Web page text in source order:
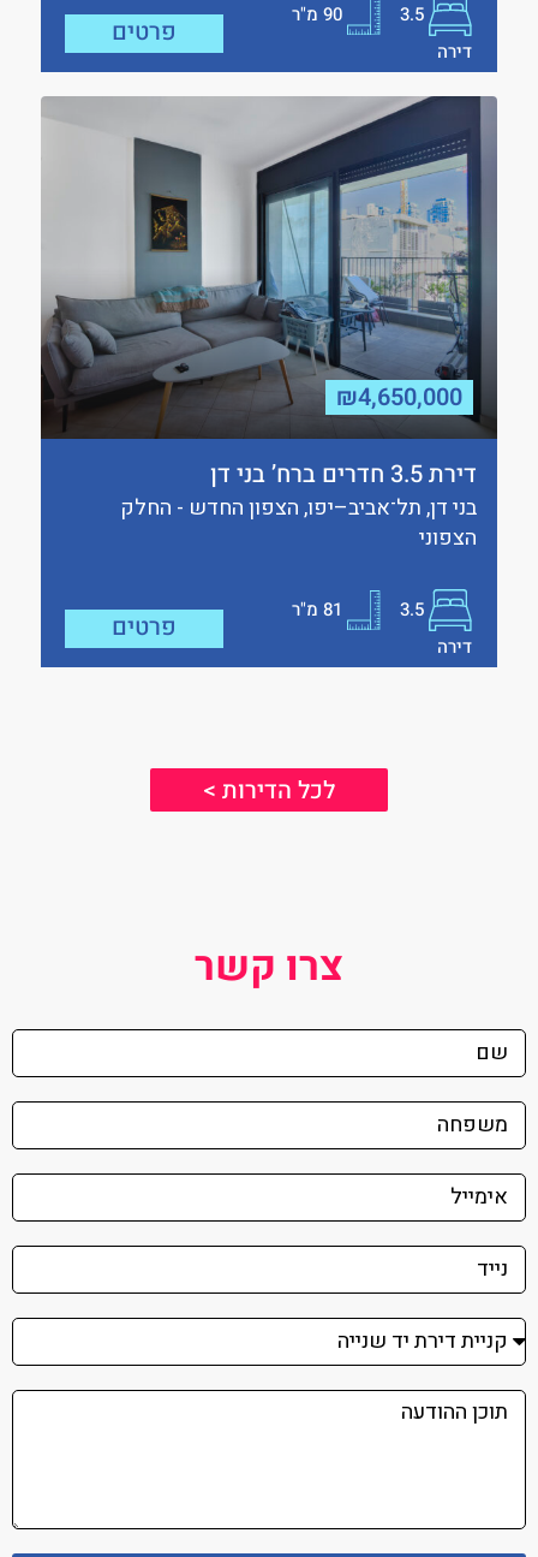
3.5
90מ"ר
דירה
פרטים
₪4,650,000
דירת 3.5 חדרים ברח’ בני דן
בני דן, תל־אביב–יפו, הצפון החדש - החלק
הצפוני
3.5
81מ"ר
דירה
פרטים
לכל הדירות >
צרו קשר